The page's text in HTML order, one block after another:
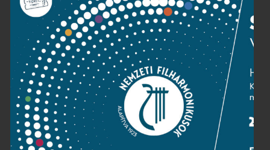
Adatvédelem
Impresszum
NEMZETI
FILHARMONIKUSOK